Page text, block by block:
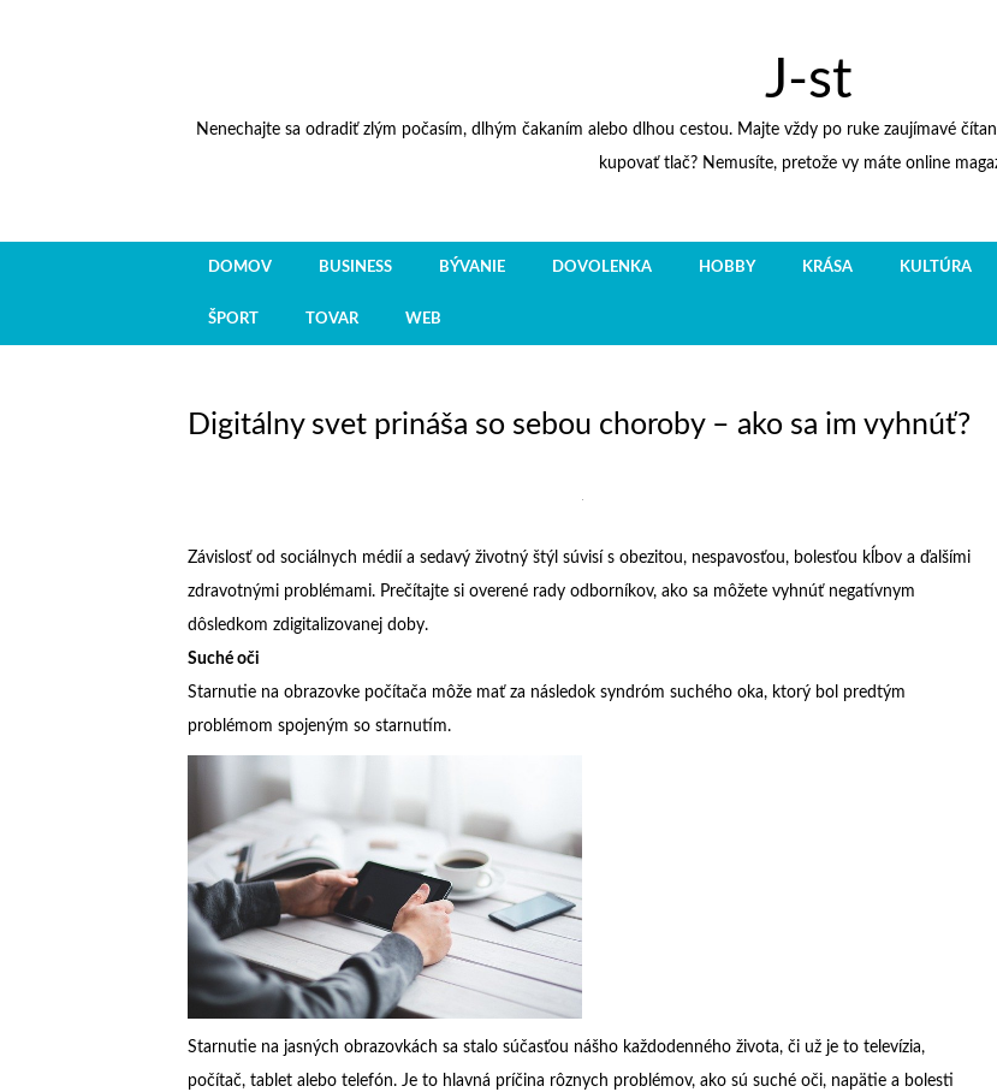
J-st
Nenechajte sa odradiť zlým počasím, dlhým čakaním alebo dlhou cestou. Majte vždy po ruke zaujímavé
kupovať tlač? Nemusíte, pretože vy máte online
DOMOV BUSINESS BÝVANIE DOVOLENKA HOBBY KRÁSA KULTÚRA
ŠPORT TOVAR WEB
Digitálny svet prináša so sebou choroby – ako sa im vyhnúť?
Závislosť od sociálnych médií a sedavý životný štýl súvisí s obezitou, nespavosťou, bolesťou kĺbov a ďalšími
zdravotnými problémami. Prečítajte si overené rady odborníkov, ako sa môžete vyhnúť negatívnym
dôsledkom zdigitalizovanej doby.
Suché oči
Starnutie na obrazovke počítača môže mať za následok syndróm suchého oka, ktorý bol predtým
problémom spojeným so starnutím.
Starnutie na jasných obrazovkách sa stalo súčasťou nášho každodenného života, či už je to televízia,
počítač, tablet alebo telefón. Je to hlavná príčina rôznych problémov, ako sú suché oči, napätie a bolesti